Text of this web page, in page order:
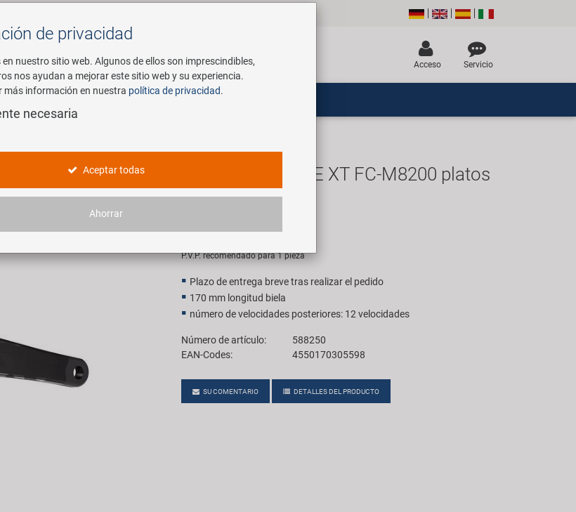
Buscar
Acceso Servicio
Servicio
y bielas 1 vez
SHIMANO DEORE XT FC-M8200 platos
y bielas 1 vez
184,95 EUR
P.V.P. recomendado para 1 pieza
Plazo de entrega breve tras realizar el pedido
170 mm longitud biela
número de velocidades posteriores: 12 velocidades
Número de artículo:
588250
EAN-Codes:
4550170305598
SU COMENTARIO DETALLES DEL PRODUCTO
de privacidad
en nuestro sitio web. Algunos de ellos son imprescindibles,
nos ayudan a mejorar este sitio web y su experiencia.
más información en nuestra política de privacidad.
necesaria
Aceptar todas
Ahorrar